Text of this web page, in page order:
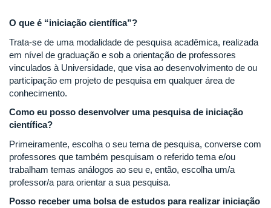
O que é “iniciação científica”?
Trata-se de uma modalidade de pesquisa acadêmica, realizada
em nível de graduação e sob a orientação de professores
vinculados à Universidade, que visa ao desenvolvimento de ou
participação em projeto de pesquisa em qualquer área de
conhecimento.
Como eu posso desenvolver uma pesquisa de iniciação
científica?
Primeiramente, escolha o seu tema de pesquisa, converse com
professores que também pesquisam o referido tema e/ou
trabalham temas análogos ao seu e, então, escolha um/a
professor/a para orientar a sua pesquisa.
Posso receber uma bolsa de estudos para realizar iniciação